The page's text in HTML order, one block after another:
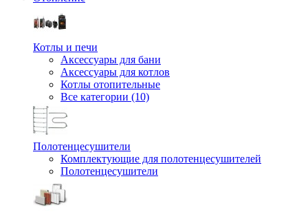
Котлы и печи
Аксессуары для бани
Аксессуары для котлов
Котлы отопительные
Все категории (10)
Полотенцесушители
Комплектующие для полотенцесушителей
Полотенцесушители